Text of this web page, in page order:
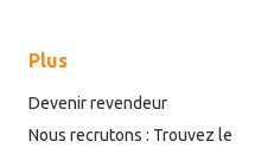
Plus
Devenir revendeur
Nous recrutons : Trouvez le